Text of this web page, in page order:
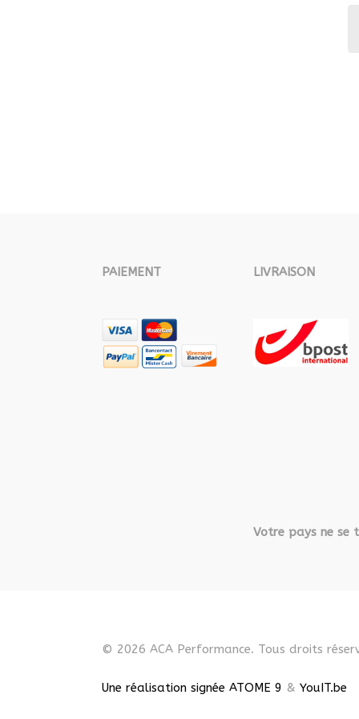
PAIEMENT LIVRAISON
Votre pays ne se
© 2026 ACA Performance. Tous droits
Une réalisation signée ATOME 9 & YouIT.be